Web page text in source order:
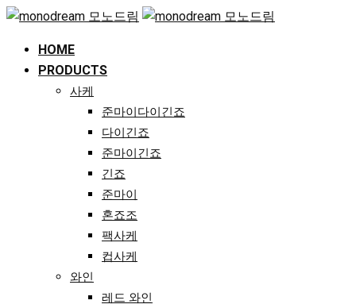
Skip
contentHOME
PRODUCTS
사케
준마이다이긴죠
다이긴죠
준마이긴죠
긴죠
준마이
혼죠조
팩사케
컵사케
와인
레드 와인